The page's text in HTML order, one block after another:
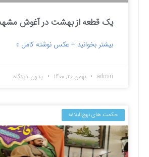
یک قطعه از بهشت در آغوش مشهد
بیشتر بخوانید + عکس نوشته کامل »
admin بهمن ۲۰, ۱۴۰۰ بدون دیدگاه
حکمت های نهج‌البلاغه